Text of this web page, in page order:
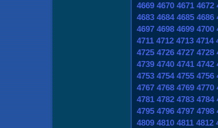
4669 4670 4671 4672
4683 4684 4685 4686
4697 4698 4699 4700
4711 4712 4713 4714
4725 4726 4727 4728
4739 4740 4741 4742
4753 4754 4755 4756
4767 4768 4769 4770
4781 4782 4783 4784
4795 4796 4797 4798
4809 4810 4811 4812